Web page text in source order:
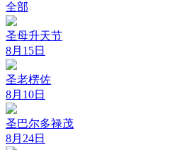
全部
圣母升天节
8月15日
圣老楞佐
8月10日
圣巴尔多禄茂
8月24日